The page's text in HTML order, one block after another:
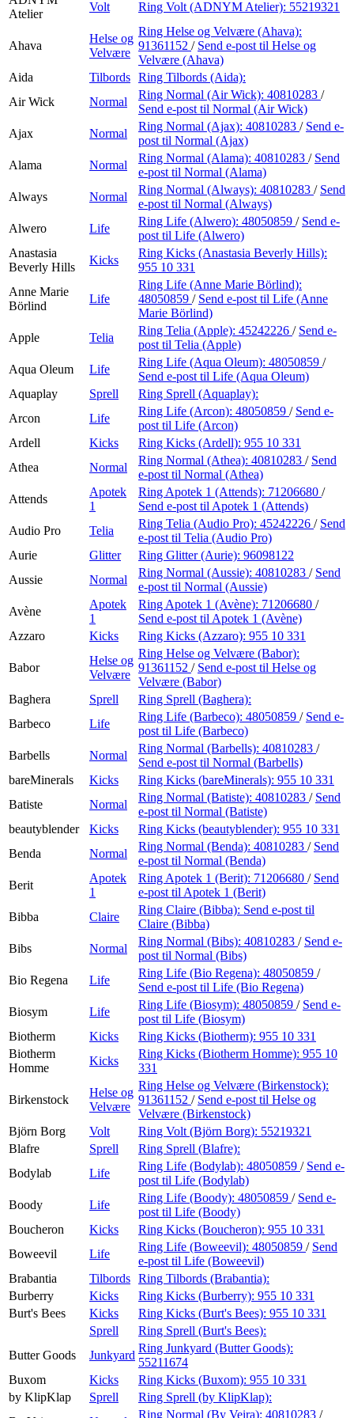
Atelier
Volt Ring Volt (ADNYM Atelier): 55219321
Ahava
Helse og
Velvære
Ring Helse og Velvære (Ahava):
91361152 / Send e-post til Helse og
Velvære (Ahava)
Aida
Tilbords Ring Tilbords (Aida):
Air Wick
Normal
Ring Normal (Air Wick): 40810283 /
Send e-post til Normal (Air Wick)
Ajax
Normal
Ring Normal (Ajax): 40810283 / Send e-
post til Normal (Ajax)
Alama
Normal
Ring Normal (Alama): 40810283 / Send
e-post til Normal (Alama)
Always
Normal
Ring Normal (Always): 40810283 / Send
e-post til Normal (Always)
Alwero
Life
Ring Life (Alwero): 48050859 / Send e-
post til Life (Alwero)
Anastasia
Beverly Hills
Kicks
Ring Kicks (Anastasia Beverly Hills):
955 10 331
Anne Marie
Börlind
Life
Ring Life (Anne Marie Börlind):
48050859 / Send e-post til Life (Anne
Marie Börlind)
Apple
Telia
Ring Telia (Apple): 45242226 / Send e-
post til Telia (Apple)
Aqua Oleum
Life
Ring Life (Aqua Oleum): 48050859 /
Send e-post til Life (Aqua Oleum)
Aquaplay
Sprell
Ring Sprell (Aquaplay):
Arcon
Life
Ring Life (Arcon): 48050859 / Send e-
post til Life (Arcon)
Ardell
Kicks Ring Kicks (Ardell): 955 10 331
Athea
Normal
Ring Normal (Athea): 40810283 / Send
e-post til Normal (Athea)
Attends
Apotek
1
Ring Apotek 1 (Attends): 71206680 /
Send e-post til Apotek 1 (Attends)
Audio Pro
Telia
Ring Telia (Audio Pro): 45242226 / Send
e-post til Telia (Audio Pro)
Aurie
Glitter Ring Glitter (Aurie): 96098122
Aussie
Normal
Ring Normal (Aussie): 40810283 / Send
e-post til Normal (Aussie)
Avène
Apotek
1
Ring Apotek 1 (Avène): 71206680 /
Send e-post til Apotek 1 (Avène)
Azzaro
Kicks Ring Kicks (Azzaro): 955 10 331
Babor
Helse og
Velvære
Ring Helse og Velvære (Babor):
91361152 / Send e-post til Helse og
Velvære (Babor)
Baghera
Sprell
Ring Sprell (Baghera):
Barbeco
Life
Ring Life (Barbeco): 48050859 / Send e-
post til Life (Barbeco)
Barbells
Normal
Ring Normal (Barbells): 40810283 /
Send e-post til Normal (Barbells)
bareMinerals
Kicks Ring Kicks (bareMinerals): 955 10 331
Batiste
Normal
Ring Normal (Batiste): 40810283 / Send
e-post til Normal (Batiste)
beautyblender
Kicks Ring Kicks (beautyblender): 955 10 331
Benda
Normal
Ring Normal (Benda): 40810283 / Send
e-post til Normal (Benda)
Berit
Apotek
1
Ring Apotek 1 (Berit): 71206680 / Send
e-post til Apotek 1 (Berit)
Bibba
Claire
Ring Claire (Bibba): Send e-post til
Claire (Bibba)
Bibs
Normal
Ring Normal (Bibs): 40810283 / Send e-
post til Normal (Bibs)
Bio Regena
Life
Ring Life (Bio Regena): 48050859 /
Send e-post til Life (Bio Regena)
Biosym
Life
Ring Life (Biosym): 48050859 / Send e-
post til Life (Biosym)
Biotherm
Kicks Ring Kicks (Biotherm): 955 10 331
Biotherm
Homme
Kicks
Ring Kicks (Biotherm Homme): 955 10
331
Birkenstock
Helse og
Velvære
Ring Helse og Velvære (Birkenstock):
91361152 / Send e-post til Helse og
Velvære (Birkenstock)
Björn Borg
Volt Ring Volt (Björn Borg): 55219321
Blafre
Sprell
Ring Sprell (Blafre):
Bodylab
Life
Ring Life (Bodylab): 48050859 / Send e-
post til Life (Bodylab)
Boody
Life
Ring Life (Boody): 48050859 / Send e-
post til Life (Boody)
Boucheron
Kicks Ring Kicks (Boucheron): 955 10 331
Boweevil
Life
Ring Life (Boweevil): 48050859 / Send
e-post til Life (Boweevil)
Brabantia
Tilbords Ring Tilbords (Brabantia):
Burberry
Kicks Ring Kicks (Burberry): 955 10 331
Burt's Bees
Kicks Ring Kicks (Burt's Bees): 955 10 331
Sprell
Ring Sprell (Burt's Bees):
Butter Goods
Junkyard
Ring Junkyard (Butter Goods):
55211674
Buxom
Kicks Ring Kicks (Buxom): 955 10 331
by KlipKlap
Sprell
Ring Sprell (by KlipKlap):
Ring Normal (By Veira): 40810283 /